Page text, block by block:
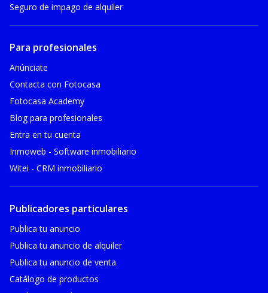
Seguro de impago de alquiler
Para profesionales
Anúnciate
Contacta con Fotocasa
Fotocasa Academy
Blog para profesionales
Entra en tu cuenta
Inmoweb - Software inmobiliario
Witei - CRM inmobiliario
Publicadores particulares
Publica tu anuncio
Publica tu anuncio de alquiler
Publica tu anuncio de venta
Catálogo de productos